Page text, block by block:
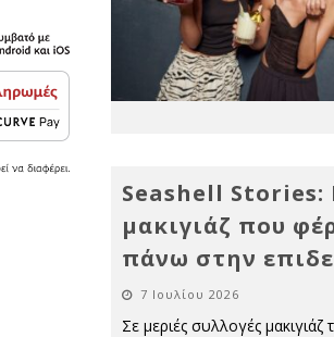
Seashell Stories:
μακιγιάζ που
πάνω στην
7 Ιουλίου 2026
Σε μεριές συλλογές μακιγιάζ